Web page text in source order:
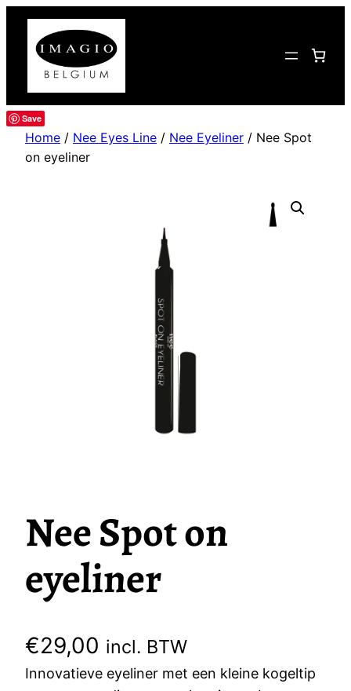
Save
Home / Nee Eyes Line / Nee Eyeliner / Nee Spot
on eyeliner
Nee Spot on
eyeliner
€29,00 incl. BTW
Innovatieve eyeliner met een kleine kogeltip